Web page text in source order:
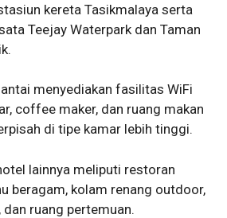
kereta Tasikmalaya serta
Teejay Waterpark dan Taman
menyediakan fasilitas WiFi
coffee maker, dan ruang makan
di tipe kamar lebih tinggi.
lainnya meliputi restoran
beragam, kolam renang outdoor,
ruang pertemuan.